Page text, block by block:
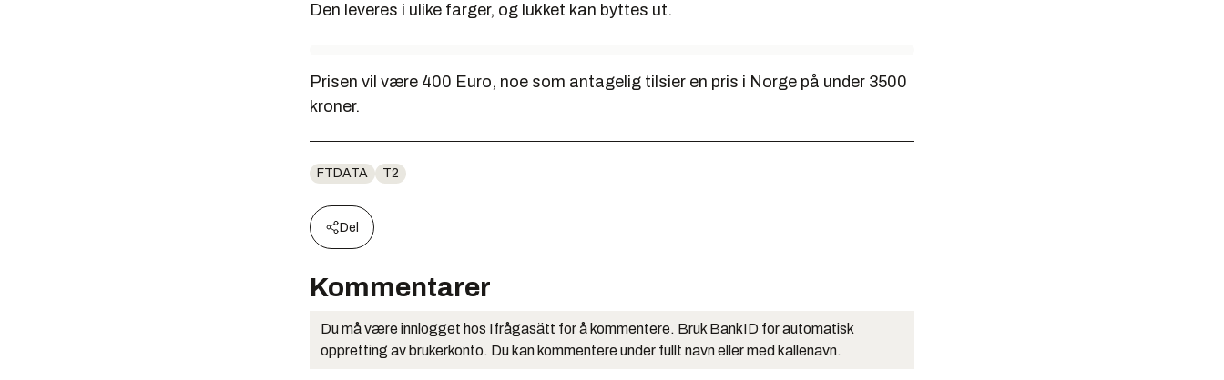
Den leveres i ulike farger, og lukket kan byttes ut.
Prisen vil være 400 Euro, noe som antagelig tilsier en pris i Norge på under 3500
kroner.
FTDATA T2
Del
Kommentarer
Du må være innlogget hos Ifrågasätt for å kommentere. Bruk BankID for automatisk
oppretting av brukerkonto. Du kan kommentere under fullt navn eller med kallenavn.